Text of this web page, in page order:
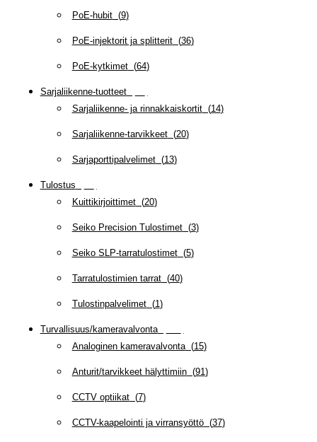
PoE-hubit(9)
PoE-injektorit ja splitterit(36)
PoE-kytkimet(64)
Sarjaliikenne-tuotteet(
Sarjaliikenne- ja rinnakkaiskortit(14)
Sarjaliikenne-tarvikkeet(20)
Sarjaporttipalvelimet(13)
Tulostus
Kuittikirjoittimet(20)
Seiko Precision Tulostimet(3)
Seiko SLP-tarratulostimet(5)
Tarratulostimien tarrat(40)
Tulostinpalvelimet(1)
Turvallisuus/kameravalvonta(
Analoginen kameravalvonta(15)
Anturit/tarvikkeet hälyttimiin(91)
CCTV optiikat(7)
CCTV-kaapelointi ja virransyöttö(37)